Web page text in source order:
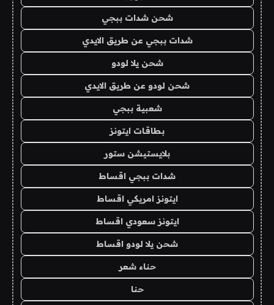
شحن شدات ببجي
شدات ببجي عن طريق الايدي
شحن يلا لودو
شحن لودو عن طريق الايدي
شعبية ببجي
بطاقات ايتونز
بلايستيشن ستور
شدات ببجي اقساط
ايتونز امريكي اقساط
ايتونز سعودي اقساط
شحن يلا لودو اقساط
حناء شعر
حنا